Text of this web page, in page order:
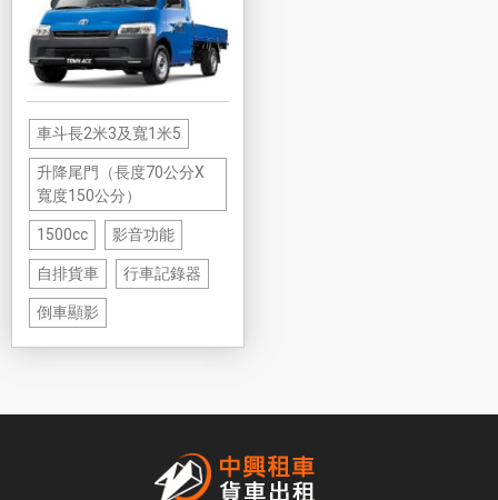
車斗長2米3及寬1米5
升降尾門（長度70公分X
寬度150公分）
1500cc 影音功能
自排貨車 行車記錄器
倒車顯影